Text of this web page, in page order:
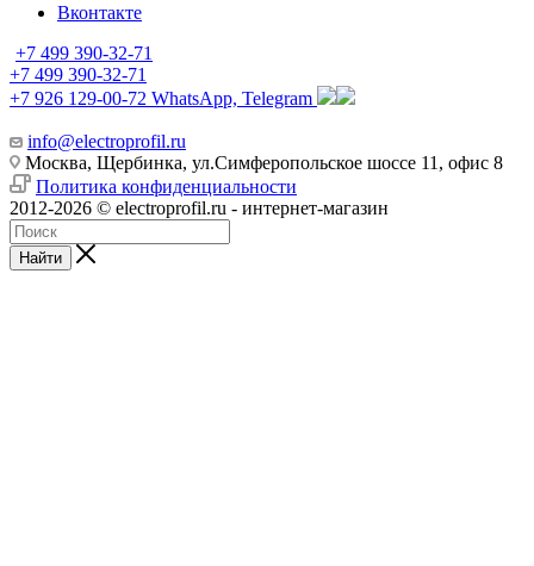
Вконтакте
+7 499 390-32-71
+7 499 390-32-71
+7 926 129-00-72 WhatsApp, Telegram
info@electroprofil.ru
Москва, Щербинка, ул.Симферопольское шоссе 11, офис 8
Политика конфиденциальности
2012-2026 © electroprofil.ru - интернет-магазин
Найти